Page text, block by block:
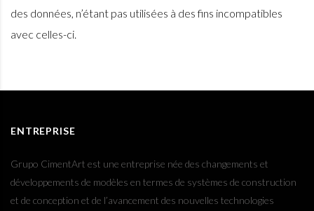
des données, n’étant pas utilisées à des fins incompatibles
avec celles-ci.
ENTREPRISE
Grupo CimentArt est une entreprise née des changements et
développements de modèles en termes de systèmes de construction
et de conception et de l’avancement des nouvelles technologies